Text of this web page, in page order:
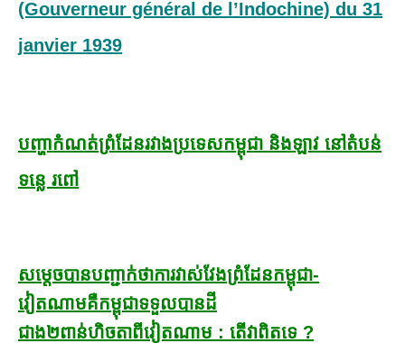
(Gouverneur général de l’Indochine) du 31
janvier 1939
បញ្ហាកំណត់ព្រំដែនរវាងប្រទេសកម្ពុជា និងឡាវ នៅតំបន់
ទន្លេ រពៅ
សម្ដេចបានបញ្ជាក់ថាការវាស់វែងព្រំដែនកម្ពុជា-
វៀតណាមគឺកម្ពុជាទទួលបានដី
ជាង២ពាន់ហិចតាពីវៀតណាម : តើវាពិតទេ ?